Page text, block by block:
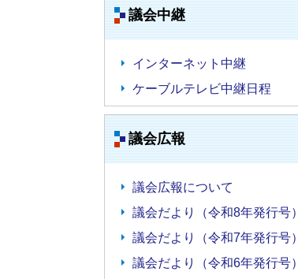
議会中継
インターネット中継
ケーブルテレビ中継日程
議会広報
議会広報について
議会だより（令和8年発行号）
議会だより（令和7年発行号）
議会だより（令和6年発行号）